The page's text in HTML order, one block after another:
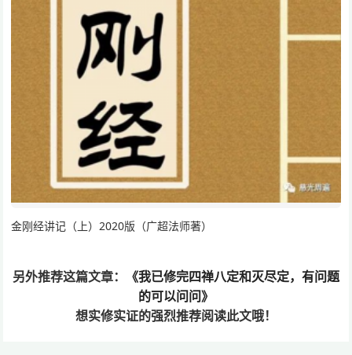
金刚经讲记（上）2020版（广超法师著）
另外推荐这篇文章：
《我已修完四禅八定和灭尽定，有问题
的可以问问》
想实修实证的强烈推荐阅读此文哦！